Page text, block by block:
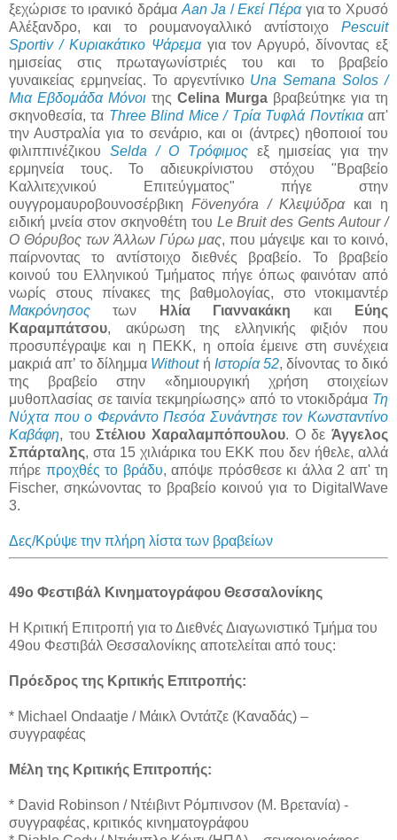
ξεχώρισε το ιρανικό δράμα Aan Ja /Εκεί Πέραγια το Χρυσό
Αλέξανδρο, και το ρουμανογαλλικό αντίστοιχο Pescuit
Sportiv / Κυριακάτικο Ψάρεμαγια τον Αργυρό, δίνοντας εξ
ημισείας στις πρωταγωνίστριές του και το βραβείο
γυναικείας ερμηνείας. Το αργεντίνικο Una Semana Solos /
Μια Εβδομάδα Μόνοι της Celina Murga βραβεύτηκε για τη
σκηνοθεσία, τα Three Blind Mice / Τρία Τυφλά Ποντίκιααπ'
την Αυστραλία για το σενάριο, και οι (άντρες) ηθοποιοί του
φιλιππινέζικου Selda / Ο Τρόφιμος εξ ημισείας για την
ερμηνεία τους. Το αδιευκρίνιστου στόχου "Βραβείο
Καλλιτεχνικού Επιτεύγματος" πήγε στην
ουγγρομαυροβουνοσέρβικηFövenyóra / Κλεψύδρακαι η
ειδική μνεία στον σκηνοθέτη του Le Bruit des Gents Autour /
Ο Θόρυβος των Άλλων Γύρω μας, που μάγεψε και το κοινό,
παίρνοντας το αντίστοιχο διεθνές βραβείο. Το βραβείο
κοινού του Ελληνικού Τμήματος πήγε όπως φαινόταν από
νωρίς στους πίνακες της βαθμολογίας, στο ντοκιμαντέρ
Μακρόνησος των Ηλία Γιαννακάκη και
Εύης
Καραμπάτσου, ακύρωση της ελληνικής φιξιόν που
προσυπέγραψε και η ΠΕΚΚ, η οποία έμεινε στη συνέχεια
μακριά απ’ το δίλημμα Withoutή Ιστορία 52, δίνοντας το δικό
της βραβείο στην «δημιουργική χρήση στοιχείων
μυθοπλασίας σε ταινία τεκμηρίωσης» από το ντοκιδράμα Τη
Νύχτα που ο Φερνάντο Πεσόα Συνάντησε τον Κωνσταντίνο
Καβάφη, τουΣτέλιου Χαραλαμπόπουλου. Ο δεΆγγελος
Σπάρταλης, στα 15 χιλιάρικα του ΕΚΚ που δεν ήθελε, αλλά
πήρε προχθές το βράδυ, απόψε πρόσθεσε κι άλλα 2 απ' τη
Fischer, σηκώνοντας το βραβείο κοινού για το DigitalWave
3.
Δες/Κρύψε την πλήρη λίστα των βραβείων
49o Φεστιβάλ Κινηματογράφου Θεσσαλονίκης
Η Κριτική Επιτροπή για το Διεθνές Διαγωνιστικό Τμήμα του
49ου Φεστιβάλ Θεσσαλονίκης αποτελείται από τους:
Πρόεδρος της Κριτικής Επιτροπής:
* Michael Ondaatje / Μάικλ Οντάτζε (Καναδάς) –
συγγραφέας
Μέλη της Κριτικής Επιτροπής:
* David Robinson / Ντέιβιντ Ρόμπινσον (Μ. Βρετανία) -
συγγραφέας, κριτικός κινηματογράφου